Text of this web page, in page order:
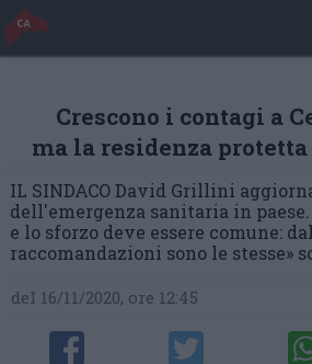
/home/ancona_user/
Crescono i contagi a
ma la residenza protetta
IL SINDACO David Grillini
dell'emergenza sanitaria in
e lo sforzo deve essere comune:
raccomandazioni sono le stesse»
del 16/11/2020, ore 12:45